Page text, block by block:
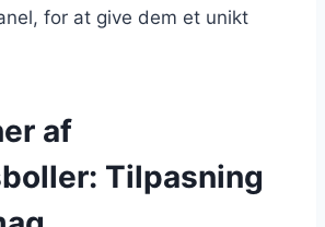
for at give dem et unikt
af
Tilpasning